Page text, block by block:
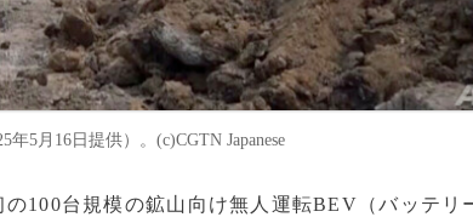
5月16日提供）。(c)CGTN Japanese
の100台規模の鉱山向け無人運転BEV（バッテリ